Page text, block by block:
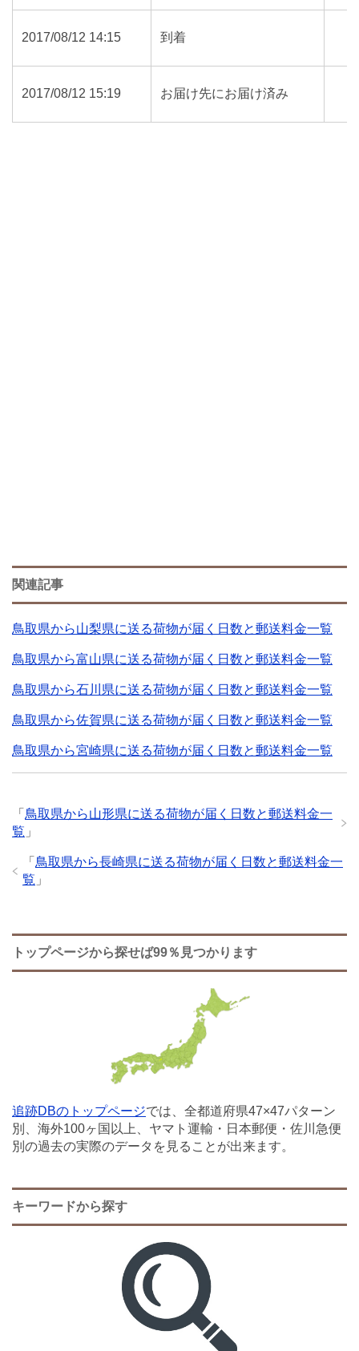
2017/08/12 14:15 到着
2017/08/12 15:19 お届け先にお届け済み
関連記事
鳥取県から山梨県に送る荷物が届く日数と郵送料金一覧
鳥取県から富山県に送る荷物が届く日数と郵送料金一覧
鳥取県から石川県に送る荷物が届く日数と郵送料金一覧
鳥取県から佐賀県に送る荷物が届く日数と郵送料金一覧
鳥取県から宮崎県に送る荷物が届く日数と郵送料金一覧
「 鳥取県から山形県に送る荷物が届く日数と郵送料金一
覧 」
「 鳥取県から長崎県に送る荷物が届く日数と郵送料金一
覧 」
トップページから探せば99％見つかります
追跡DBのトップページでは、全都道府県47×47パターン
別、海外100ヶ国以上、ヤマト運輸・日本郵便・佐川急便
別の過去の実際のデータを見ることが出来ます。
キーワードから探す